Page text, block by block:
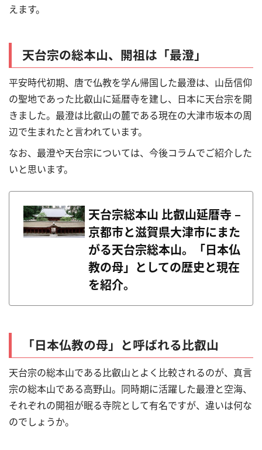
えます。
天台宗の総本山、開祖は「最澄」
平安時代初期、唐で仏教を学ん帰国した最澄は、山岳信仰
の聖地であった比叡山に延暦寺を建し、日本に天台宗を開
きました。最澄は比叡山の麓である現在の大津市坂本の周
辺で生まれたと言われています。
なお、最澄や天台宗については、今後コラムでご紹介した
いと思います。
天台宗総本山 比叡山延暦寺 –
京都市と滋賀県大津市にまた
がる天台宗総本山。「日本仏
教の母」としての歴史と現在
を紹介。
「日本仏教の母」と呼ばれる比叡山
天台宗の総本山である比叡山とよく比較されるのが、真言
宗の総本山である高野山。 同時期に活躍した最澄と空海、
それぞれの開祖が眠る寺院として有名ですが、違いは何な
のでしょうか。